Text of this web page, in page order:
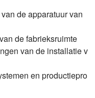
de apparatuur van
de fabrieksruimte
van de installatie v
en productiepro